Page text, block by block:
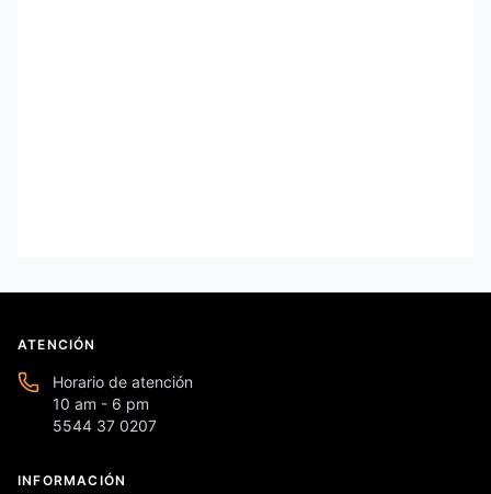
ATENCIÓN
Horario de atención
10 am - 6 pm
5544 37 0207
INFORMACIÓN